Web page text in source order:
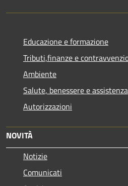
Educazione e formazione
Tributi,finanze e
Ambiente
Salute, benessere e assistenza
Autorizzazioni
NOVITÀ
Notizie
Comunicati